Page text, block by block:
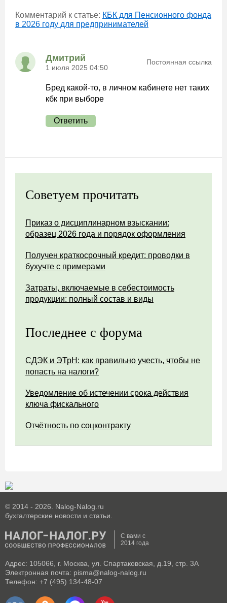
Комментарий к статье: КБК для Пенсионного фонда
в 2026 году для предпринимателей
Дмитрий
1 июля 2025 04:50
Постоянная ссылка
Бред какой-то, в личном кабинете нет таких
кбк при выборе
Ответить
Советуем прочитать
Приказ о дисциплинарном взыскании:
образец 2026 года и порядок оформления
Получен краткосрочный кредит: проводки в
бухучте с примерами
Затраты, включаемые в себестоимость
продукции: полный состав и виды
Последнее с форума
СДЭК и ЭТрН: как правильно учесть, чтобы не
попасть на налоги?
Уведомление об истечении срока действия
ключа фискального
Отчётность по соцконтракту
© 2014 - 2026. Nalog-Nalog.ru
бухгалтерские новости и статьи.
С вами с
2014 года
Адрес: 105066, г. Москва, ул. Спартаковская, д.19, стр. 3А
Электронная почта: pisma@nalog-nalog.ru
Телефон: +7 (495) 134-48-07